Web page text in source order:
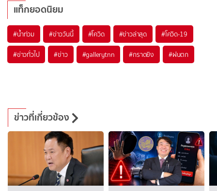
แท็กยอดนิยม
#น้ำท่วม #ข่าววันนี้ #โควิด #ข่าวล่าสุด #โควิด-19
#ข่าวทั่วไป #ข่าว #gallerytnn #กราดยิง #ฝนตก
ข่าวที่เกี่ยวข้อง